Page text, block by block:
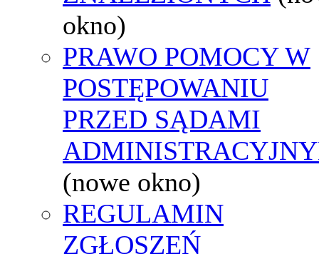
okno)
PRAWO POMOCY W
POSTĘPOWANIU
PRZED SĄDAMI
(nowe okno)
REGULAMIN
ZGŁOSZEŃ